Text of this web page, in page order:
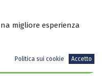
carrello
migliore esperienza
Politica sui cookie Accetto